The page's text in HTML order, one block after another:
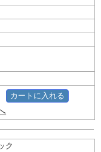
カートに入れる
ク